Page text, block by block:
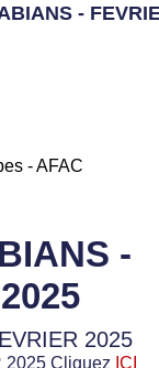
-
-AFAC
-
2025
2025 Cliquez ICI